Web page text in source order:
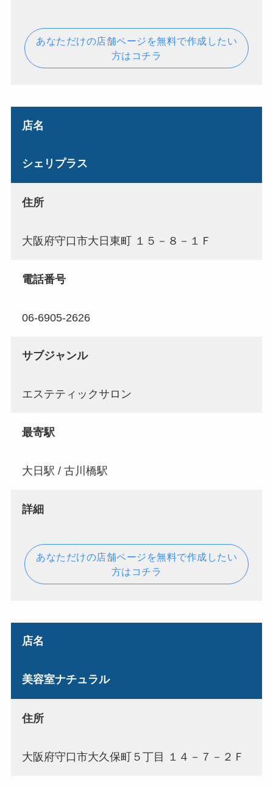
あなただけの店舗ページを無料で作成したい
方はコチラ
店名
シェリプラス
住所
大阪府守口市大日東町 １５－８－１Ｆ
電話番号
06-6905-2626
サブジャンル
エステティックサロン
最寄駅
大日駅 / 古川橋駅
詳細
あなただけの店舗ページを無料で作成したい
方はコチラ
店名
美容室ナチュラル
住所
大阪府守口市大久保町５丁目 １４－７－２Ｆ